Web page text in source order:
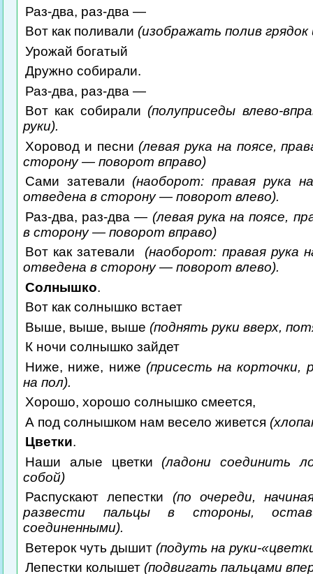
Раз-два, раз-два —
Вот как поливали (изображать полив грядок
Урожай богатый
Дружно собирали.
Раз-два, раз-два —
Вот как собирали(полуприседы влево-
руки).
Хоровод и песни(левая рука на поясе,
сторону — поворот вправо)
Сами затевали (наоборот: правая рука
отведена в сторону — поворот влево).
Раз-два, раз-два — (левая рука на поясе,
в сторону — поворот вправо)
Вот как затевали
(наоборот: правая рука
отведена в сторону — поворот влево).
Солнышко.
Вот как солнышко встает
Выше, выше, выше (поднять руки вверх,
К ночи солнышко зайдет
Ниже, ниже, ниже (присесть на корточки,
на пол).
Хорошо, хорошо солнышко смеется,
А под солнышком нам весело живется
Цветки.
Наши алые цветки(ладони соединить
собой)
Распускают лепестки (по очереди,
развести пальцы в стороны,
соединенными).
Ветерок чуть дышит (подуть на руки-
Лепестки колышет (подвигать пальцами